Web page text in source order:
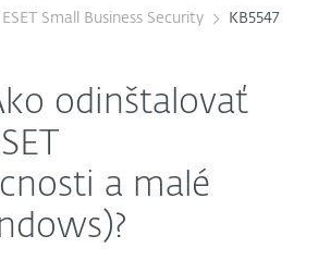
ESET Small Business Security KB5547
odinštalovať
a malé